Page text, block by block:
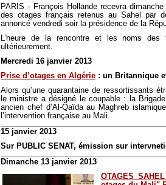
PARIS - François Hollande recevra
des otages français retenus au Sahel par
annoncé vendredi soir la présidence de la
L’heure de la rencontre et les noms des
ultérieurement.
Mercredi 16 janvier 2013
Prise d’otages en Algérie : un Britannique
Alors qu’une quarantaine de ressortissants
le ministre a désigné le coupable : la
ancien chef d’Al-Qaïda au Maghreb
l’intervention française au Mali.
15 janvier 2013
Sur PUBLIC SENAT, émission sur
Dimanche 13 janvier 2013
OTAGES